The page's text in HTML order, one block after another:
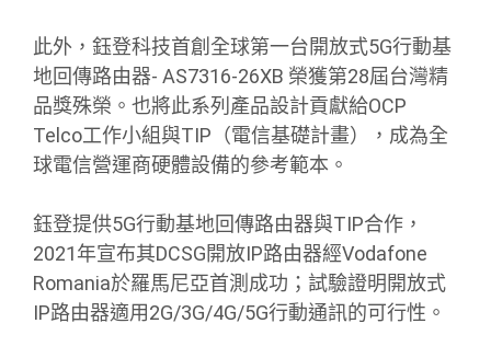
此外，鈺登科技首創全球第一台開放式5G行動基
地回傳路由器- AS7316-26XB 榮獲第28屆台灣精
品獎殊榮。也將此系列產品設計貢獻給OCP
Telco工作小組與TIP（電信基礎計畫），成為全
球電信營運商硬體設備的參考範本。
鈺登提供5G行動基地回傳路由器與TIP合作，
2021年宣布其DCSG開放IP路由器經Vodafone
Romania於羅馬尼亞首測成功；試驗證明開放式
IP路由器適用2G/3G/4G/5G行動通訊的可行性。